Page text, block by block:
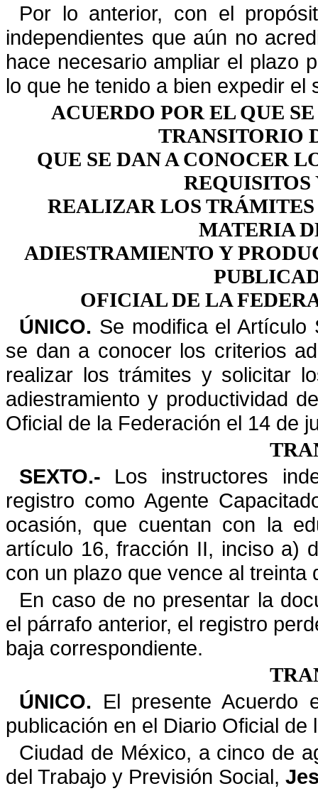
Por lo anterior, con el
independientes que aún no
hace necesario ampliar el plazo
lo que he tenido a bien expedir el
ACUERDO POR EL QUE
TRANSITORIO
QUE SE DAN A CONOCER
REQUISITOS
REALIZAR LOS
MATERIA
ADIESTRAMIENTO Y
OFICIAL DE LA
ÚNICO. Se modifica el Artículo
se dan a conocer los criterios
realizar los trámites y solicitar
adiestramiento y productividad
Oficial de la Federación el 14 de
SEXTO.- Los instructores
registro como Agente
ocasión, que cuentan con la
artículo 16, fracción II, inciso a)
con un plazo que vence al treinta
En caso de no presentar la
el párrafo anterior, el registro
baja correspondiente.
ÚNICO. El presente Acuerdo
publicación en el Diario Oficial de
Ciudad de México, a cinco de
del Trabajo y Previsión Social,